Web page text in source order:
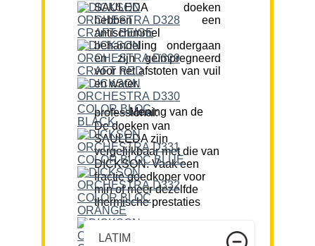
SAULEDA doeken
hebben een
antischimmel
behandeling ondergaan
en zijn geïmpregneerd
voor het afstoten van vuil
en water.
Mening van de professional:
De doeken van
SAULEDA zijn
vergelijkbaar met die van
DICKSON. Vaak een
fractie goedkoper voor
min of meer dezelfde
thermische prestaties
LATIM